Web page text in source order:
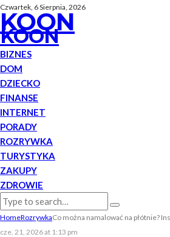
Czwartek, 6 Sierpnia, 2026
KOON
KOON
BIZNES
DOM
DZIECKO
FINANSE
INTERNET
PORADY
ROZRYWKA
TURYSTYKA
ZAKUPY
ZDROWIE
HomeRozrywkaCo można namalować na płótnie?
cze. 21, 2026 at 1:13 pm